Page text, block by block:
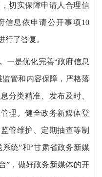
切实保障申请人合理信
信息依申请公开事项10
行了答复。
一是优化完善“政府信息
管和内容保障，严格落
分类精准、发布及时、
理。健全政务新媒体登
管维护、定期抽查等制
统”和“甘肃省政务新媒
”，做好政务新媒体的开